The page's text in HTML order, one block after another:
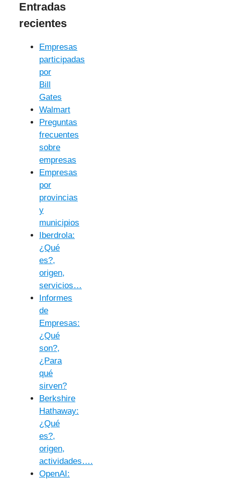
Entradas
recientes
Empresas
participadas
por
Bill
Gates
Walmart
Preguntas
frecuentes
sobre
empresas
Empresas
por
provincias
y
municipios
Iberdrola:
¿Qué
es?,
origen,
servicios…
Informes
de
Empresas:
¿Qué
son?,
¿Para
qué
sirven?
Berkshire
Hathaway:
¿Qué
es?,
origen,
actividades….
OpenAI: